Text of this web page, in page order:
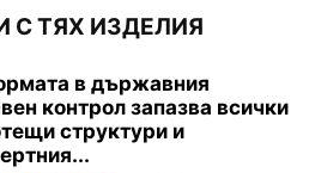
С ТЯХ ИЗДЕЛИЯ
в държавния
контрол запазва всички
структури и